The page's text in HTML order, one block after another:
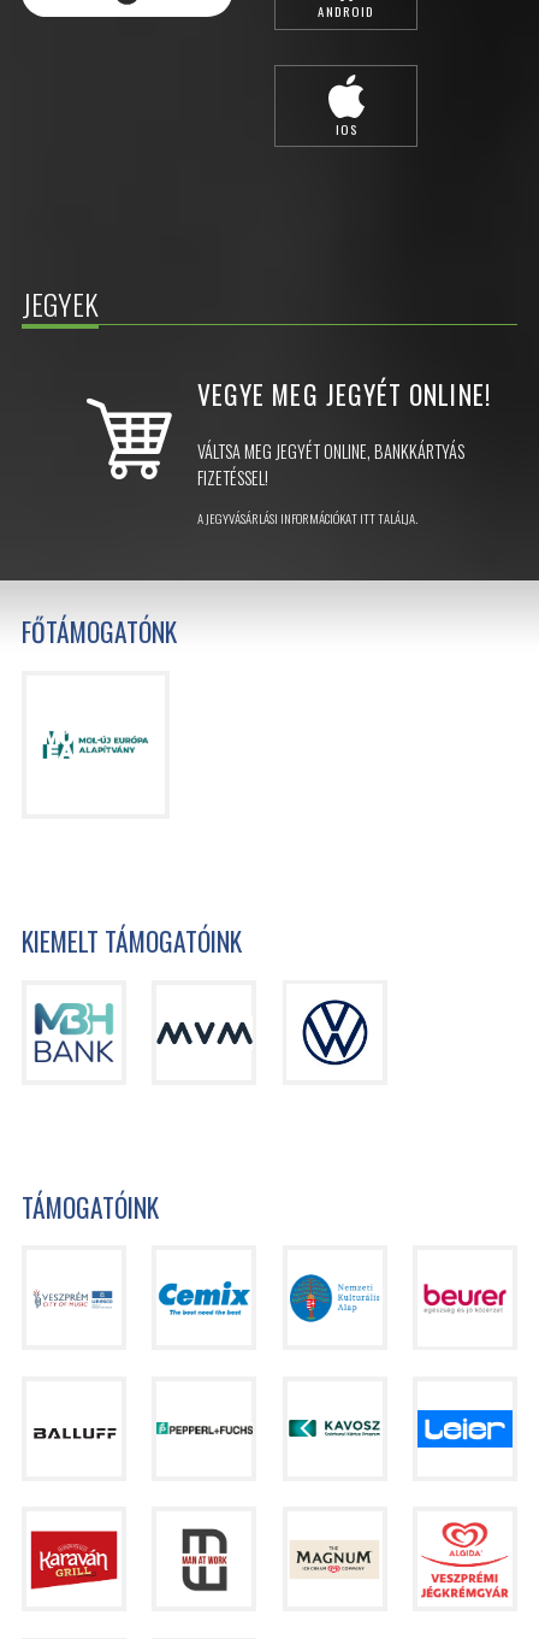
JEGYEK
VEGYE MEG JEGYÉT ONLINE!
VÁLTSA MEG JEGYÉT ONLINE, BANKKÁRTYÁS
FIZETÉSSEL!
A JEGYVÁSÁRLÁSI INFORMÁCIÓKAT ITT TALÁLJA.
ANDROID
IOS
FŐTÁMOGATÓNK
KIEMELT TÁMOGATÓINK
TÁMOGATÓINK